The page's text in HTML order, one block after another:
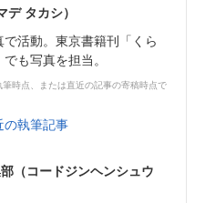
デ タカシ）
活動。東京書籍刊「くら
も写真を担当。
時点、または直近の記事の寄稿時点で
の執筆記事
（コードジンヘンシュウ